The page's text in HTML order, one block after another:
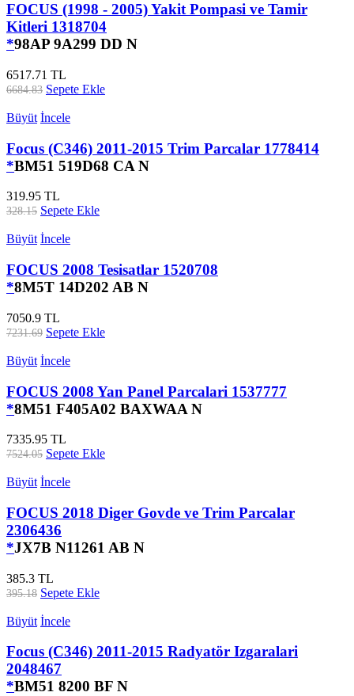
FOCUS (1998 - 2005) Yakit Pompasi ve Tamir
Kitleri 1318704
*98AP 9A299 DD N
6517.71 TL
6684.83 Sepete Ekle
Büyüt İncele
Focus (C346) 2011-2015 Trim Parcalar 1778414
*BM51 519D68 CA N
319.95 TL
328.15 Sepete Ekle
Büyüt İncele
FOCUS 2008 Tesisatlar 1520708
*8M5T 14D202 AB N
7050.9 TL
7231.69 Sepete Ekle
Büyüt İncele
FOCUS 2008 Yan Panel Parcalari 1537777
*8M51 F405A02 BAXWAA N
7335.95 TL
7524.05 Sepete Ekle
Büyüt İncele
FOCUS 2018 Diger Govde ve Trim Parcalar
2306436
*JX7B N11261 AB N
385.3 TL
395.18 Sepete Ekle
Büyüt İncele
Focus (C346) 2011-2015 Radyatör Izgaralari
2048467
*BM51 8200 BF N